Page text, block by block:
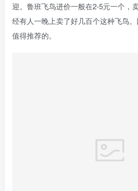
迎。鲁班飞鸟进价一般在2-5元一个，
经有人一晚上卖了好几百个这种飞鸟
值得推荐的。